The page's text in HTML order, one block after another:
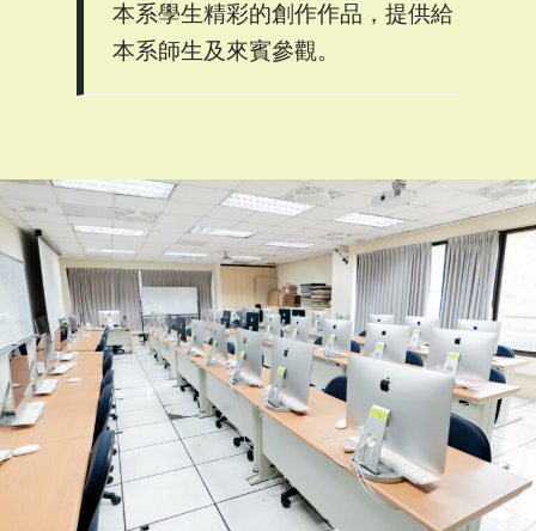
本系學生精彩的創作作品，提供給
本系師生及來賓參觀。